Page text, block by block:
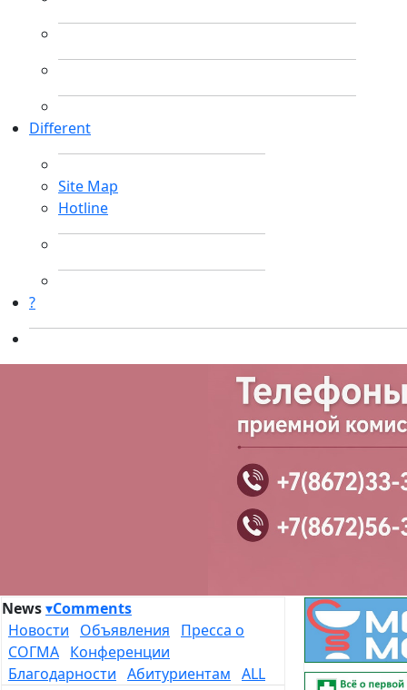
Different
Site Map
Hotline
?
News▾Comments
Новости
Объявления
Пресса о
СОГМА Конференции
Благодарности Абитуриентам ALL